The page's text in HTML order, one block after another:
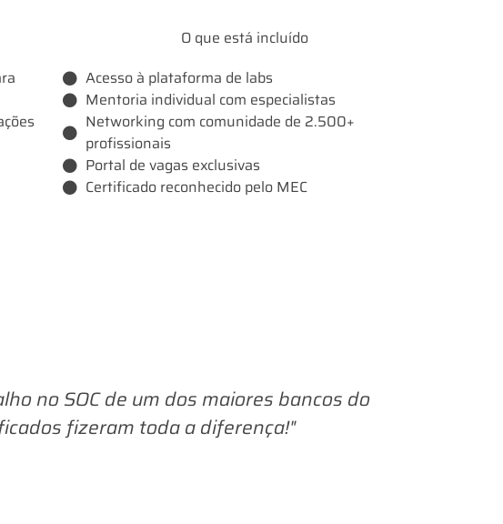
O que está incluído
Acesso à plataforma de labs
Mentoria individual com especialistas
Networking com comunidade de 2.500+
profissionais
Portal de vagas exclusivas
Certificado reconhecido pelo MEC
no SOC de um dos maiores bancos do
fizeram toda a diferença!"